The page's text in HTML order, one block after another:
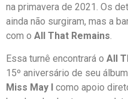
na primavera de 2021. Os
ainda não surgiram, mas a
com o All That Remains.
Essa turnê encontrará o All
15º aniversário de seu álbum
Miss May I
como apoio